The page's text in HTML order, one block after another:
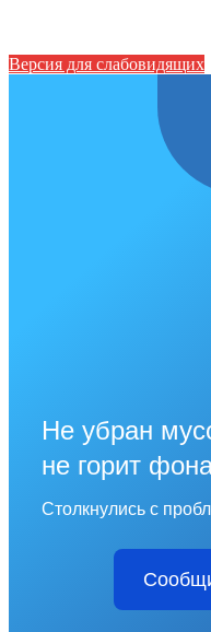
Версия для слабовидящих
Не убран
не горит
Столкнулись с